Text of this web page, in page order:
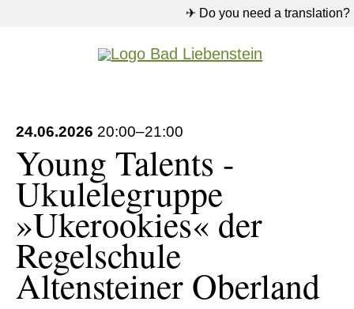
✈ Do you need a translation?
24.06.2026 20:00–21:00
Young Talents -
Ukulelegruppe
»Ukerookies« der
Regelschule
Altensteiner Oberland
Pflichtfeld
Suche*